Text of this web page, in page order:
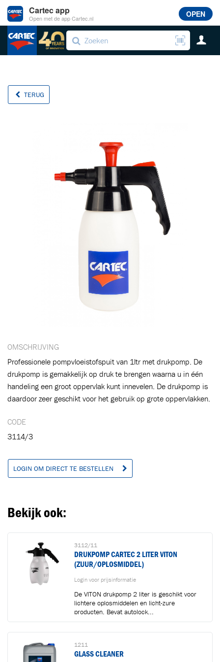
TERUG
OMSCHRIJVING
Professionele pompvloeistofspuit van 1ltr met drukpomp. De
drukpomp is gemakkelijk op druk te brengen waarna u in één
handeling een groot oppervlak kunt innevelen. De drukpomp is
daardoor zeer geschikt voor het gebruik op grote oppervlakken.
CODE
3114/3
LOGIN OM DIRECT TE BESTELLEN
Bekijk ook:
3112/11
DRUKPOMP CARTEC 2 LITER VITON
(ZUUR/OPLOSMIDDEL)
Login voor prijsinformatie
De VITON drukpomp 2 liter is geschikt voor
lichtere oplosmiddelen en licht-zure
producten. Bevat autolock...
1211
GLASS CLEANER
Toegevoegd aan winkelwagen
VERDER WINKELEN
Cartec app
Open met de app Cartec.nl OPEN